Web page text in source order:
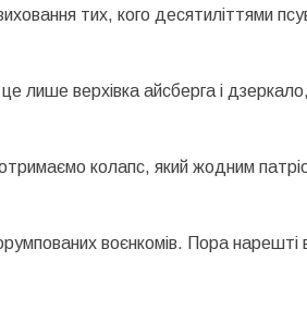
тих, кого десятиліттями
лише верхівка айсберга і
колапс, який жодним
воєнкомів. Пора нарешті